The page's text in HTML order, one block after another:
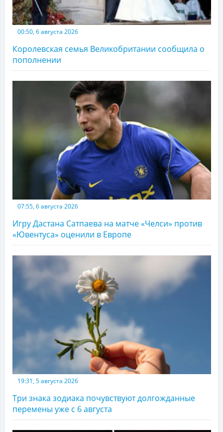
00:50, 6 августа 2026
Королевская семья Великобритании сообщила о
пополнении
07:55, 6 августа 2026
Игру Дастана Сатпаева на матче «Челси» против
«Ювентуса» оценили в Европе
19:31, 5 августа 2026
Три знака зодиака почувствуют долгожданные
перемены уже с 6 августа